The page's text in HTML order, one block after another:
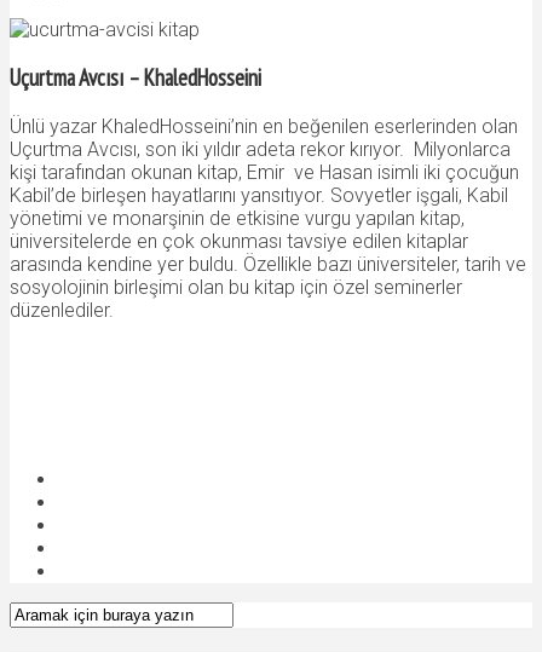
Uçurtma Avcısı – KhaledHosseini
Ünlü yazar KhaledHosseini’nin en beğenilen eserlerinden olan
Uçurtma Avcısı, son iki yıldır adeta rekor kırıyor. Milyonlarca
kişi tarafından okunan kitap, Emir ve Hasan isimli iki çocuğun
Kabil’de birleşen hayatlarını yansıtıyor. Sovyetler işgali, Kabil
yönetimi ve monarşinin de etkisine vurgu yapılan kitap,
üniversitelerde en çok okunması tavsiye edilen kitaplar
arasında kendine yer buldu. Özellikle bazı üniversiteler, tarih ve
sosyolojinin birleşimi olan bu kitap için özel seminerler
düzenlediler.